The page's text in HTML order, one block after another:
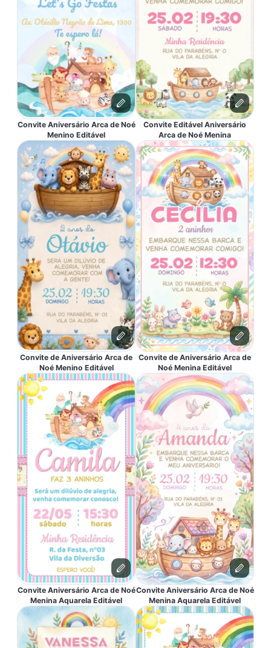
Convite Aniversário Arca de Noé
Menino Editável
Convite de Aniversário Arca de
Noé Menino Editável
Convite Aniversário Arca de Noé
Menina Aquarela Editável
Convite Editável Aniversário
Arca de Noé Menina
Convite de Aniversário Arca de
Noé Menina Editável
Convite Aniversário Arca de Noé
Menina Aquarela Editável